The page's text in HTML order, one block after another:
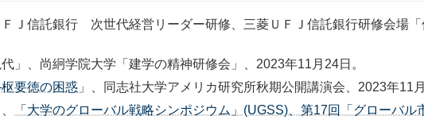
Ｊ信託銀行 次世代経営リーダー研修、三菱ＵＦＪ信託銀行研修会場
」、尚絅学院大学「建学の精神研修会」、2023年11月24日。
要徳の困惑 」、同志社大学アメリカ研究所秋期公開講演会、2023年11月
「大学のグローバル戦略シンポジウム」(UGSS)、第17回「グローバ